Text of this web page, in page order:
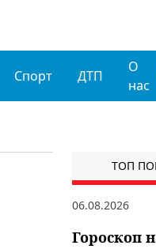
Спорт ДТП
О
нас
ТОП
06.08.2026
Гороскоп